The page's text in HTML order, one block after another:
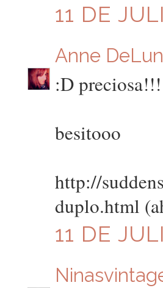
11 DE
Anne
:D
besitooo
http://
duplo.html
11 DE